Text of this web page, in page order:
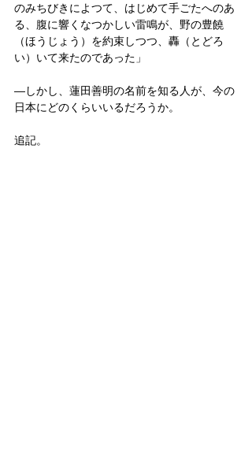
のみちびきによつて、はじめて手ごたへのあ
る、腹に響くなつかしい雷鳴が、野の豊饒
（ほうじょう）を約束しつつ、轟（とどろ
い）いて来たのであった」
―しかし、蓮田善明の名前を知る人が、今の
日本にどのくらいいるだろうか。
追記。